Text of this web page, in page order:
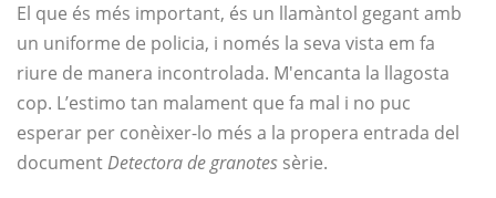
El que és més important, és un llamàntol gegant amb
un uniforme de policia, i només la seva vista em fa
riure de manera incontrolada. M'encanta la llagosta
cop. L’estimo tan malament que fa mal i no puc
esperar per conèixer-lo més a la propera entrada del
documentDetectora de granotes sèrie.